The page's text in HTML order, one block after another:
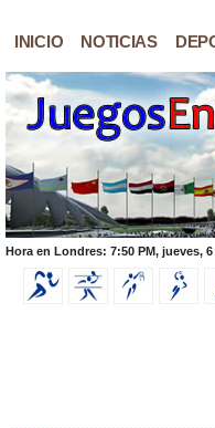
INICIO NOTICIAS
Hora en Londres: 7:50 PM, jueves,